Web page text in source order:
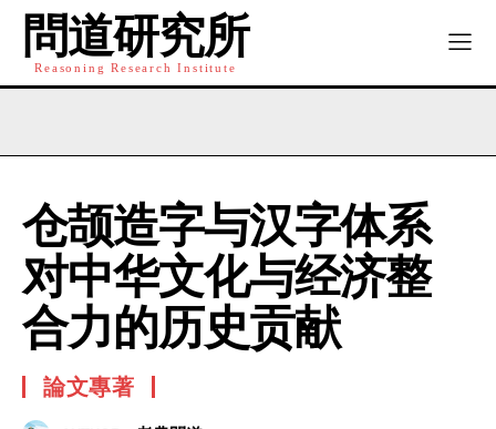
問道研究所
Reasoning Research Institute
仓颉造字与汉字体系
对中华文化与经济整
合力的历史贡献
論文專著